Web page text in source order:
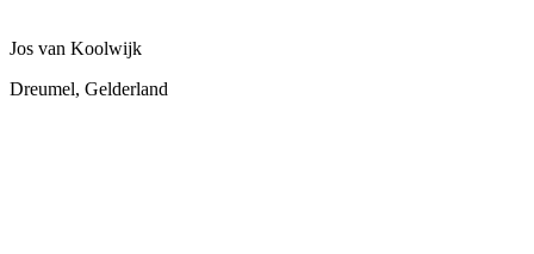
Jos van Koolwijk
Dreumel, Gelderland